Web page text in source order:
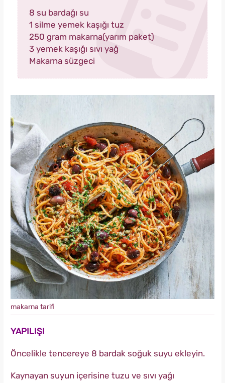
8 su bardağı su
1 silme yemek kaşığı tuz
250 gram makarna(yarım paket)
3 yemek kaşığı sıvı yağ
Makarna süzgeci
makarna tarifi
YAPILIŞI
Öncelikle tencereye 8 bardak soğuk suyu ekleyin.
Kaynayan suyun içerisine tuzu ve sıvı yağı